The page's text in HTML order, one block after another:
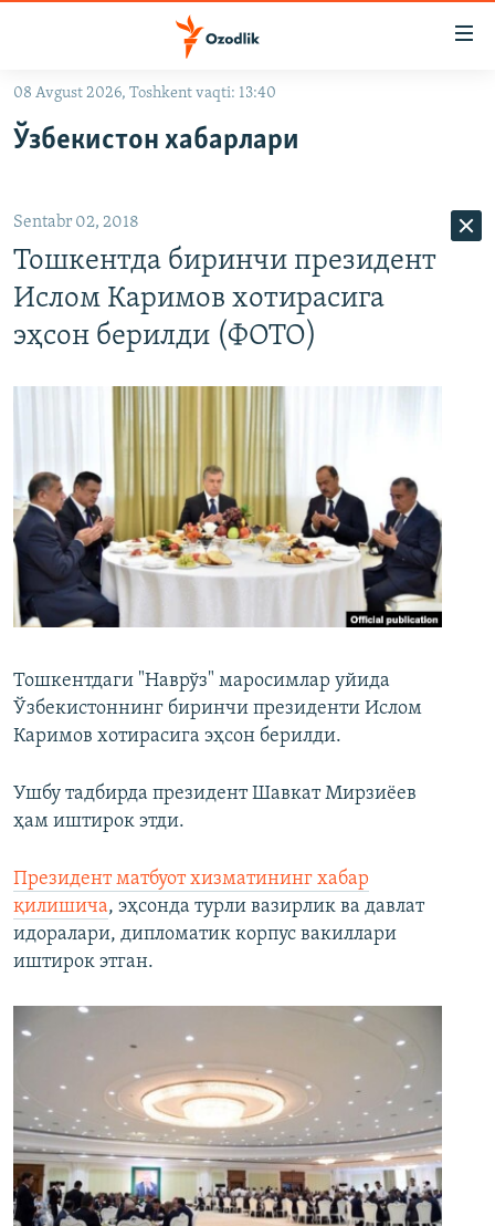
Асосий
Қидиришга
ўтинг
OZODLIK SURISHTIRUVLARI
На русском
ИЖТИМОИЙ ТАРМОҚЛАР
Озодлик бошқа тилларда
08 Avgust 2026, Toshkent vaqti: 13:40
Ўзбекистон хабарлари
Sentabr 02, 2018
Тошкентда биринчи президент
Ислом Каримов хотирасига
эҳсон берилди (ФОТО)
Тошкентдаги "Наврўз" маросимлар уйида
Ўзбекистоннинг биринчи президенти Ислом
Каримов хотирасига эҳсон берилди.
Ушбу тадбирда президент Шавкат Мирзиёев
ҳам иштирок этди.
Президент матбуот хизматининг хабар
қилишича, эҳсонда турли вазирлик ва давлат
идоралари, дипломатик корпус вакиллари
иштирок этган.